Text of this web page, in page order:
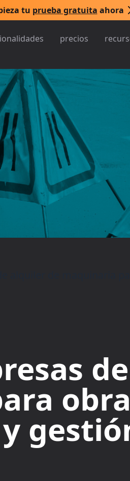
tu prueba gratuita ahora
precios